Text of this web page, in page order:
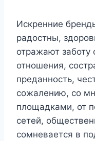
Искренние
радостны,
отражают заботу
отношения,
преданность,
сожалению, со
площадками, от
сетей,
сомневается в